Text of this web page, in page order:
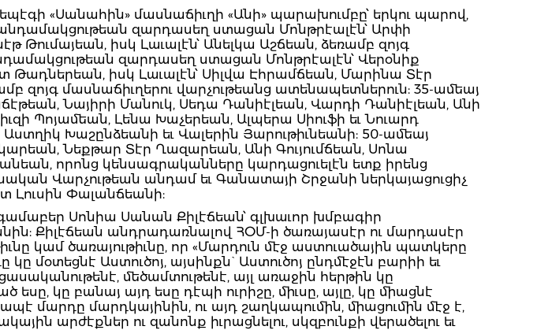
«Սանահին» մասնաճիւղի «Անի» պարախումբը՝ երկու պարով,
անդամակցութեան զարդասեղ ստացան Մոնթրէալէն՝ Արփի
Թումայեան, իսկ Լաւալէն՝ Անելկա Աշճեան, ձեռամբ զոյգ
զարդասեղ ստացան Մոնթրէալէն՝ Վերօնիք
իսկ Լաւալէն՝ Սիլվա Էհրամճեան, Մարինա Տէր
զոյգ մասնաճիւղերու վարչութեանց ատենապետներուն: 35-ամեայ
Նայիրի Մանուկ, Սեդա Դանիէլեան, Վարդի Դանիէլեան, Անի
Պոյամեան, Լենա Խաչերեան, Ալպերա Սիուֆի եւ Նուարդ
Խաշընձեանի եւ Վալերին Յարութիւնեանի: 50-ամեայ
Նեքթար Տէր Ղազարեան, Անի Գույումճեան, Սոնա
որոնց կենսագրականները կարդացուելէն ետք իրենց
Վարչութեան անդամ եւ Գանատայի Շրջանի ներկայացուցիչ
Լուսին Փալանճեանի:
Սոնիա Սանան Քիլէճեան՝ գլխաւոր խմբագիր
Քիլէճեան անդրադառնալով ՀՕՄ-ի ծառայասէր ու մարդասէր
կամ ծառայութիւնը, որ «Մարդուն մէջ աստուածային պատկերը
մօտեցնէ Աստուծոյ, այսինքն` Աստուծոյ ընդմէջէն բարիի եւ
մեծամտութենէ, այլ առաջին հերթին կը
կը բանայ այդ եսը դէպի ուրիշը, միւսը, այլը, կը միացնէ
մարդը մարդկայինին, ու այդ շաղկապումին, միացումին մէջ է,
արժէքներ ու զանոնք իւրացնելու, սկզբունքի վերածելու եւ